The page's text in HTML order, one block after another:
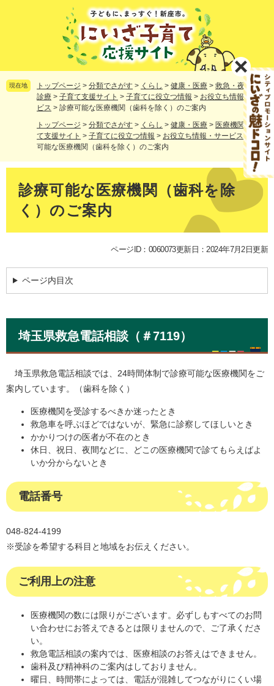
頭
で
飛
ば現在地 トップページ > 分類でさがす > くらし > 健康・医療 > 救急・夜間休日
診療 > 子育て支援サイト > 子育てに役立つ情報 > お役立ち情報・サー
ビス > 診療可能な医療機関（歯科を除く）のご案内
トップページ > 分類でさがす > くらし > 健康・医療 > 医療機関>子育
て支援サイト > 子育てに役立つ情報 > お役立ち情報・サービス>
診療
可能な医療機関（歯科を除く）のご案内
診療可能な医療機関（歯科を除
く）のご案内
ページID：0060073更新日：2024年7月2日更新
ページ内目次
埼玉県救急電話相談（＃7119）
埼玉県救急電話相談では、24時間体制で診療可能な医療機関をご
案内しています。（歯科を除く）
医療機関を受診するべきか迷ったとき
救急車を呼ぶほどではないが、緊急に診察してほしいとき
かかりつけの医者が不在のとき
休日、祝日、夜間などに、どこの医療機関で診てもらえばよ
いか分からないとき
電話番号
048-824-4199
※受診を希望する科目と地域をお伝えください。
ご利用上の注意
医療機関の数には限りがございます。必ずしもすべてのお問
い合わせにお答えできるとは限りませんので、ご了承くださ
い。
救急電話相談の案内では、医療相談のお答えはできません。
歯科及び精神科のご案内はしておりません。
曜日、時間帯によっては、電話が混雑してつながりにくい場